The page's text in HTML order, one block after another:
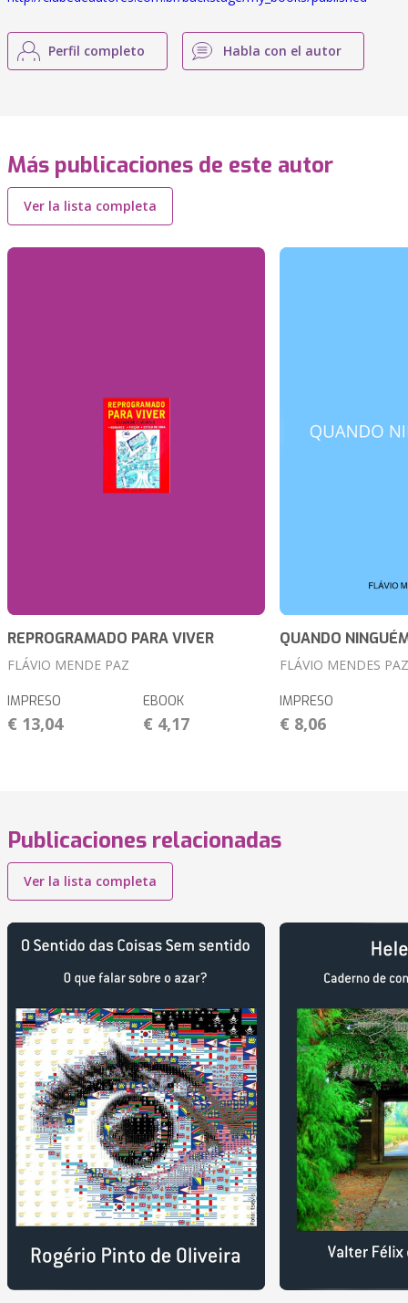
Perfil completo Habla con el autor
Más publicaciones de este autor
Ver la lista completa
REPROGRAMADO PARA VIVER
FLÁVIO MENDE PAZ
IMPRESO
€ 13,04
EBOOK
€ 4,17
QUANDO
FLÁVIO MENDES PAZ
IMPRESO
€ 8,06
Publicaciones relacionadas
Ver la lista completa